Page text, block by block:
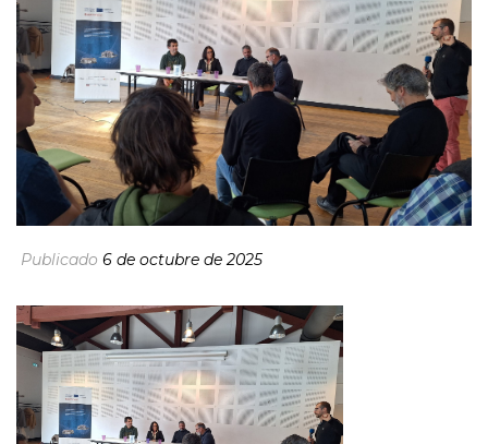
Publicado 6 de octubre de 2025